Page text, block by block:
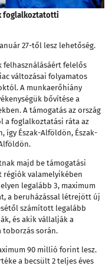
foglalkoztatotti
27-től lesz lehetőség.
felhasználásáért felelős
változásai folyamatos
A munkaerőhiány
bővítése a
A támogatás az ország
a foglalkoztatási ráta az
így Észak-Alföldön, Észak-
majd be támogatási
régiók valamelyikében
legalább 3, maximum
a beruházással létrejött új
számított legalább
és akik vállalják a
toborzás során.
90 millió forint lesz.
a becsült 2 teljes éves